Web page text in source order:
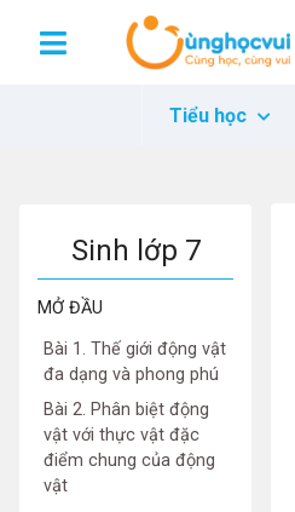
Tiểu học
Sinh lớp 7
MỞ ĐẦU
Bài 1. Thế giới động vật
đa dạng và phong phú
Bài 2. Phân biệt động
vật với thực vật đặc
điểm chung của động
vật